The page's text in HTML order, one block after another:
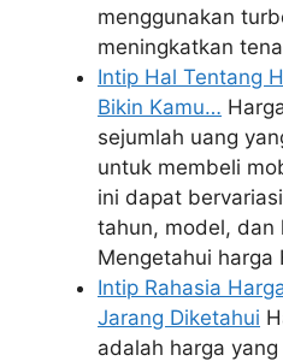
menggunakan
meningkatkan
Intip Hal Tentang
Bikin Kamu…
sejumlah uang
untuk membeli
ini dapat
tahun, model, dan
Mengetahui
Intip Rahasia
Jarang Diketahui
adalah harga